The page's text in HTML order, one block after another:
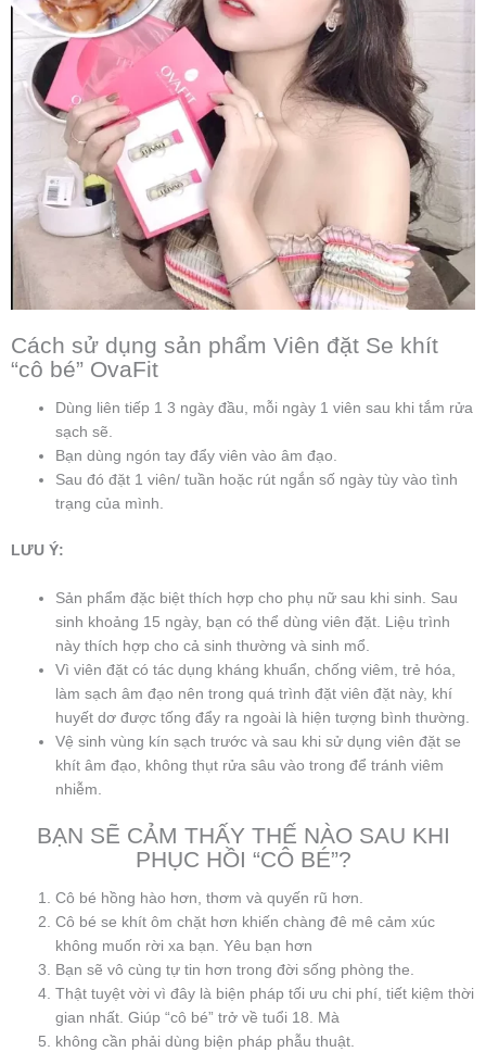
Cách sử dụng sản phẩm Viên đặt Se khít
“cô bé” OvaFit
Dùng liên tiếp 1 3 ngày đầu, mỗi ngày 1 viên sau khi tắm rửa
sạch sẽ.
Bạn dùng ngón tay đẩy viên vào âm đạo.
Sau đó đặt 1 viên/ tuần hoặc rút ngắn số ngày tùy vào tình
trạng của mình.
LƯU Ý:
Sản phẩm đặc biệt thích hợp cho phụ nữ sau khi sinh. Sau
sinh khoảng 15 ngày, bạn có thể dùng viên đặt. Liệu trình
này thích hợp cho cả sinh thường và sinh mổ.
Vì viên đặt có tác dụng kháng khuẩn, chống viêm, trẻ hóa,
làm sạch âm đạo nên trong quá trình đặt viên đặt này, khí
huyết dơ được tống đẩy ra ngoài là hiện tượng bình thường.
Vệ sinh vùng kín sạch trước và sau khi sử dụng viên đặt se
khít âm đạo, không thụt rửa sâu vào trong để tránh viêm
nhiễm.
BẠN SẼ CẢM THẤY THẾ NÀO SAU KHI
PHỤC HỒI “CÔ BÉ”?
Cô bé hồng hào hơn, thơm và quyến rũ hơn.
Cô bé se khít ôm chặt hơn khiến chàng đê mê cảm xúc
không muốn rời xa bạn. Yêu bạn hơn
Bạn sẽ vô cùng tự tin hơn trong đời sống phòng the.
Thật tuyệt vời vì đây là biện pháp tối ưu chi phí, tiết kiệm thời
gian nhất. Giúp “cô bé” trở về tuổi 18. Mà
không cần phải dùng biện pháp phẫu thuật.